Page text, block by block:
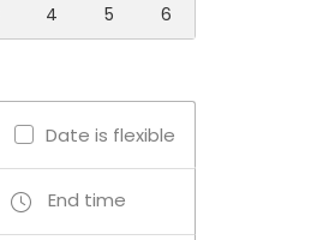
4 5 6
Date is flexible
End time